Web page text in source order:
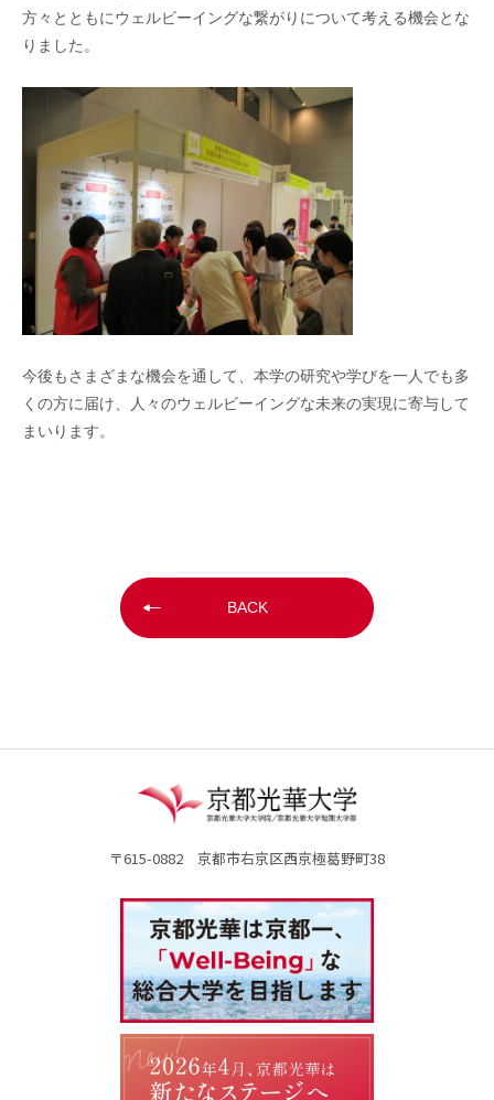
方々とともにウェルビーイングな繋がりについて考える機会とな
りました。
今後もさまざまな機会を通して、本学の研究や学びを一人でも多
くの方に届け、人々のウェルビーイングな未来の実現に寄与して
まいります。
BACK
〒615-0882 京都市右京区西京極葛野町38